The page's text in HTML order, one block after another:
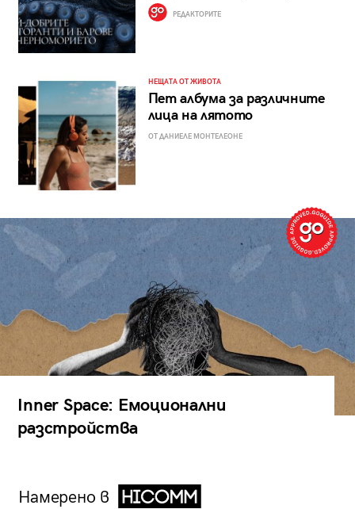
РЕДАКТОРИТЕ
НЕЩАТА ОТ ЖИВОТА
Пет албума за различните
лица на лятото
ОТ ДАНИЕЛЕ МОНТЕЛЕОНЕ
Inner Space: Емоционални
разстройства
Намерено в